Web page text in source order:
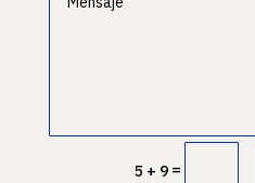
5 + 9 =